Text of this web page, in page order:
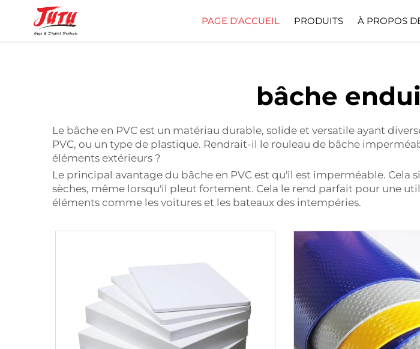
PAGE D'ACCUEIL PRODUITS À PROPOS
bâche
Le bâche en PVC est un matériau durable, solide et versatile ayant
PVC, ou un type de plastique. Rendrait-il le rouleau de bâche
éléments extérieurs ?
Le principal avantage du bâche en PVC est qu'il est imperméable.
sèches, même lorsqu'il pleut fortement. Cela le rend parfait pour une
éléments comme les voitures et les bateaux des intempéries.